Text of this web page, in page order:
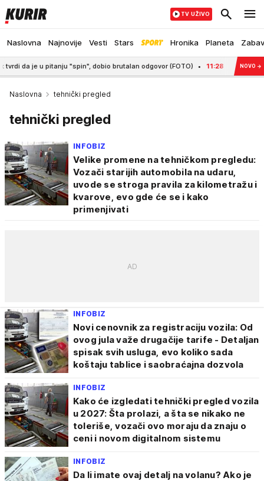
Naslovna Najnovije Vesti Stars Hronika Planeta
TV UŽIVO
je u pitanju "spin", dobio brutalan odgovor (FOTO) 11:28 OSAM SATI NANOVO →
Naslovna tehnički pregled
tehnički pregled
INFOBIZ
Velike promene na tehničkom pregledu:
Vozači starijih automobila na udaru,
uvode se stroga pravila za kilometražu i
kvarove, evo gde će se i kako
primenjivati
INFOBIZ
Novi cenovnik za registraciju vozila: Od
ovog jula važe drugačije tarife - Detaljan
spisak svih usluga, evo koliko sada
koštaju tablice i saobraćajna dozvola
INFOBIZ
Kako će izgledati tehnički pregled vozila
u 2027: Šta prolazi, a šta se nikako ne
toleriše, vozači ovo moraju da znaju o
ceni i novom digitalnom sistemu
INFOBIZ
Da li imate ovaj detalj na volanu? Ako je